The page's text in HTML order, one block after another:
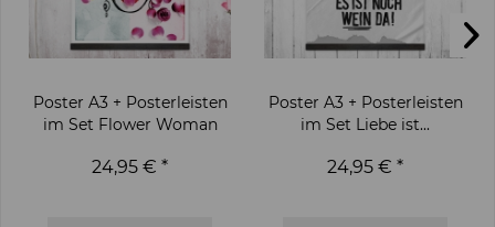
Poster A3 + Posterleisten
im Set Flower Woman
24,95 € *
Poster A3 + Posterleisten
im Set Liebe ist...
24,95 € *